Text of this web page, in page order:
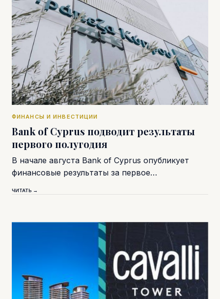
ФИНАНСЫ И ИНВЕСТИЦИИ
Bank of Cyprus подводит результаты
первого полугодия
В начале августа Bank of Cyprus опубликует
финансовые результаты за первое…
ЧИТАТЬ →